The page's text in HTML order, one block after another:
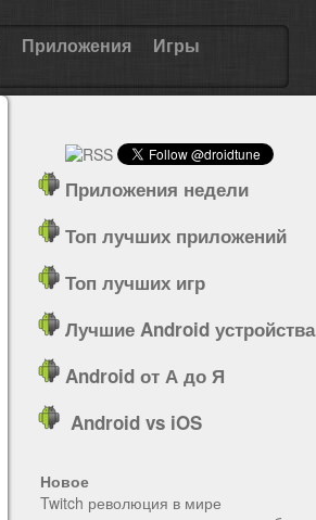
Приложения Игры
Приложения недели
Топ лучших приложений
Топ лучших игр
Лучшие Android устройства
Android от А до Я
Android vs iOS
Новое
Twitch революция в мире